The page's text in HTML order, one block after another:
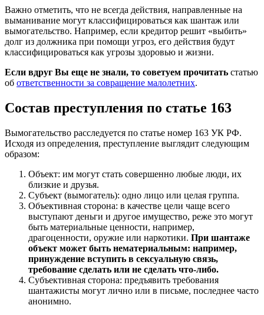
Важно отметить, что не всегда действия, направленные на
выманивание могут классифицироваться как шантаж или
вымогательство. Например, если кредитор решит «выбить»
долг из должника при помощи угроз, его действия будут
классифицироваться как угрозы здоровью и жизни.
Если вдруг Вы еще не знали, то советуем прочитать статью
об ответственности за совращение малолетних.
Состав преступления по статье 163
Вымогательство расследуется по статье номер 163 УК РФ.
Исходя из определения, преступление выглядит следующим
образом:
Объект: им могут стать совершенно любые люди, их
близкие и друзья.
Субъект (вымогатель): одно лицо или целая группа.
Объективная сторона: в качестве цели чаще всего
выступают деньги и другое имущество, реже это могут
быть материальные ценности, например,
драгоценности, оружие или наркотики. При шантаже
объект может быть нематериальным: например,
принуждение вступить в сексуальную связь,
требование сделать или не сделать что-либо.
Субъективная сторона: предъявить требования
шантажисты могут лично или в письме, последнее часто
анонимно.